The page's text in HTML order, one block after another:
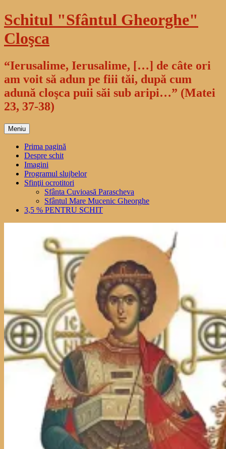
Sari
la
conținut
Schitul "Sfântul Gheorghe"
Cloşca
“Ierusalime, Ierusalime, […] de câte ori
am voit să adun pe fiii tăi, după cum
adună cloşca puii săi sub aripi…” (Matei
23, 37-38)
Meniu
Prima pagină
Despre schit
Imagini
Programul slujbelor
Sfinţii ocrotitori
Sfânta Cuvioasă Parascheva
Sfântul Mare Mucenic Gheorghe
3,5 % PENTRU SCHIT